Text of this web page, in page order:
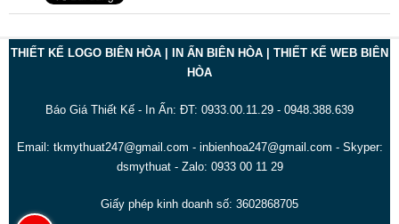
THIẾT KẾ LOGO BIÊN HÒA | IN ẤN BIÊN HÒA | THIẾT KẾ WEB BIÊN
HÒA
Báo Giá Thiết Kế - In Ấn: ĐT: 0933.00.11.29 - 0948.388.639
Email: tkmythuat247@gmail.com - inbienhoa247@gmail.com - Skyper:
dsmythuat - Zalo: 0933 00 11 29
Giấy phép kinh doanh số: 3602868705